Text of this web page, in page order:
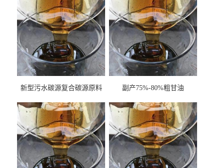
新型污水碳源复合碳源原料
副产75%-80%粗甘油